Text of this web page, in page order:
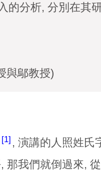
的分析, 分別在其
與鄔教授)
1
, 演講的人照姓氏
那我們就倒過來,